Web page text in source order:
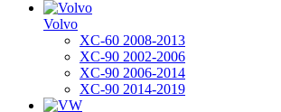
Volvo
XC-60 2008-2013
XC-90 2002-2006
XC-90 2006-2014
XC-90 2014-2019